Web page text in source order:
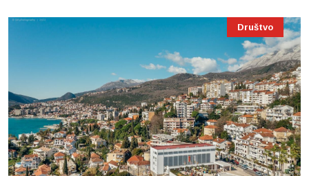
Društvo